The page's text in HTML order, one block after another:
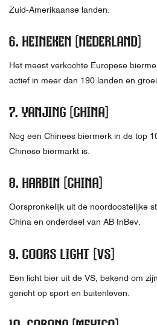
Zuid-Amerikaanse landen.
6. HEINEKEN (NEDERLAND)
Het meest verkochte Europese
actief in meer dan 190 landen en
7. YANJING (CHINA)
Nog een Chinees biermerk in de top
Chinese biermarkt is.
8. HARBIN (CHINA)
Oorspronkelijk uit de noordoostelijke
China en onderdeel van AB InBev.
9. COORS LIGHT (VS)
Een licht bier uit de VS, bekend om
gericht op sport en buitenleven.